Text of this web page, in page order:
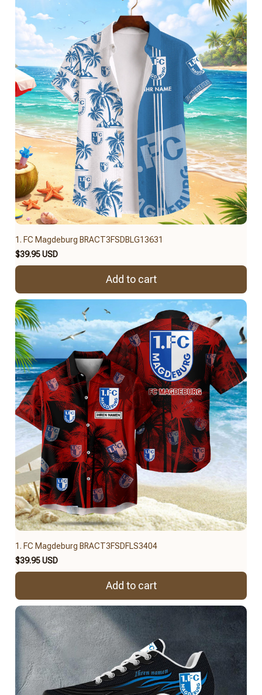
1. FC Magdeburg BRACT3FSDBLG13631
$39.95 USD
Add to cart
1. FC Magdeburg BRACT3FSDFLS3404
$39.95 USD
Add to cart